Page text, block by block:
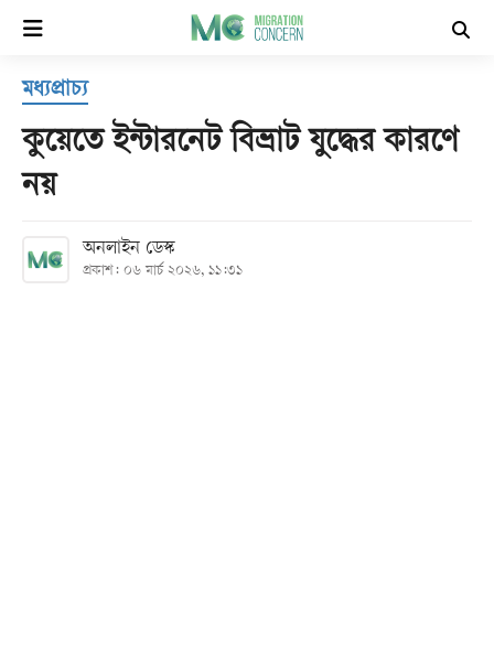
হোম
সর্বশেষ
বিভাগ
মধ্যপ্রাচ্য
কুয়েতে ইন্টারনেট বিভ্রাট যুদ্ধের কারণে
নয়
অনলাইন ডেস্ক
প্রকাশ: ০৬ মার্চ ২০২৬, ১১:৩১